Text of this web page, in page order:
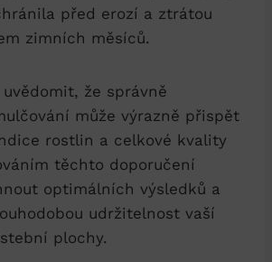
před erozí a ztrátou
zimních měsíců.
že správně
může výrazně přispět
rostlin a celkové kvality
těchto doporučení
optimálních výsledků a
udržitelnost vaší
plochy.